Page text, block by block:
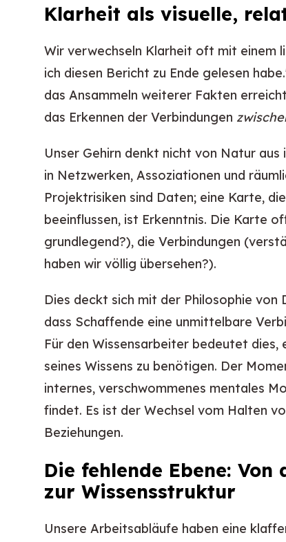
Klarheit als visuelle,
Wir verwechseln Klarheit oft mit einem
ich diesen Bericht zu Ende gelesen
das Ansammeln weiterer Fakten
das Erkennen der Verbindungen
Unser Gehirn denkt nicht von Natur
in Netzwerken, Assoziationen und
Projektrisiken sind Daten; eine Karte,
beeinflussen, ist Erkenntnis. Die Karte
grundlegend?), die Verbindungen
haben wir völlig übersehen?).
Dies deckt sich mit der Philosophie
dass Schaffende eine unmittelbare
Für den Wissensarbeiter bedeutet
seines Wissens zu benötigen. Der
internes, verschwommenes mentales
findet. Es ist der Wechsel vom Halten
Beziehungen.
Die fehlende Ebene:
zur Wissensstruktur
Unsere Arbeitsabläufe haben eine